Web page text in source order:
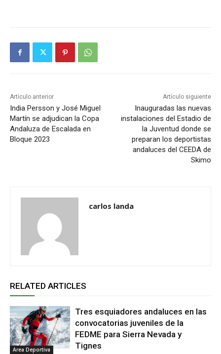
Artículo anterior
India Persson y José Miguel
Martín se adjudican la Copa
Andaluza de Escalada en
Bloque 2023
Artículo siguiente
Inauguradas las nuevas
instalaciones del Estadio de
la Juventud donde se
preparan los deportistas
andaluces del CEEDA de
Skimo
carlos landa
RELATED ARTICLES
Area Deportiva
Tres esquiadores andaluces en las
convocatorias juveniles de la
FEDME para Sierra Nevada y
Tignes